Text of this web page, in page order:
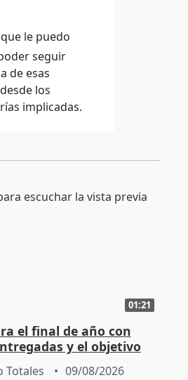
le puedo
seguir
de esas
los
implicadas.
01:21
el final de año con
y el objetivo
Totales 09/08/2026